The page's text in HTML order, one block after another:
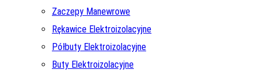
Zaczepy Manewrowe
Rękawice Elektroizolacyjne
Półbuty Elektroizolacyjne
Buty Elektroizolacyjne